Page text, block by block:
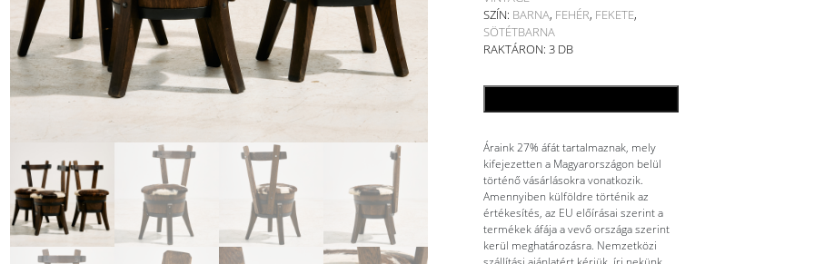
SZÍN: BARNA, FEHÉR, FEKETE,
SÖTÉTBARNA
RAKTÁRON: 3 DB
Áraink 27% áfát tartalmaznak, mely
kifejezetten a Magyarországon belül
történő vásárlásokra vonatkozik.
Amennyiben külföldre történik az
értékesítés, az EU előírásai szerint a
termékek áfája a vevő országa szerint
kerül meghatározásra. Nemzetközi